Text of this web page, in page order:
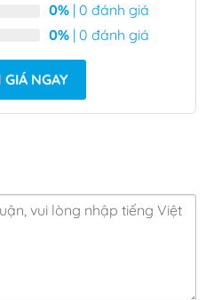
0% | 0 đánh giá
0% | 0 đánh giá
NGAY